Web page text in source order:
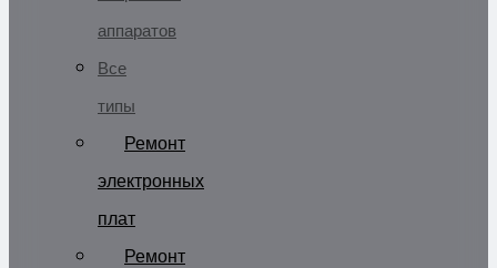
аппаратов
Все
типы
Ремонт
электронных
плат
Ремонт